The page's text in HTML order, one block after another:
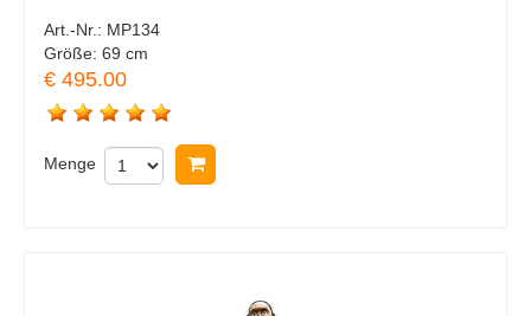
Art.-Nr.: MP134
Größe: 69 cm
€ 495.00
Menge